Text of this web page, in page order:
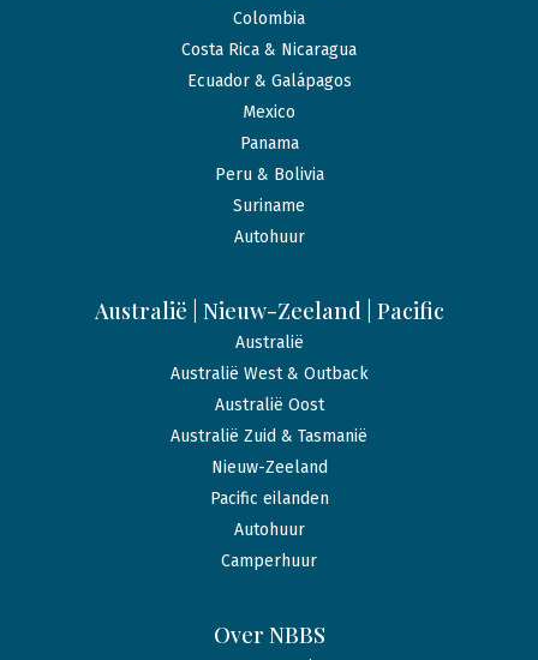
Colombia
Costa Rica & Nicaragua
Ecuador & Galápagos
Mexico
Panama
Peru & Bolivia
Suriname
Autohuur
Australië | Nieuw-Zeeland | Pacific
Australië
Australië West & Outback
Australië Oost
Australië Zuid & Tasmanië
Nieuw-Zeeland
Pacific eilanden
Autohuur
Camperhuur
Over NBBS